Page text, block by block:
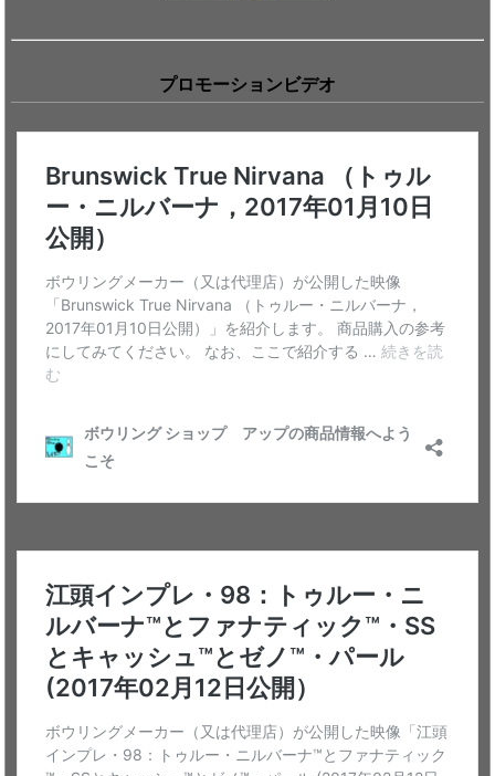
プロモーションビデオ